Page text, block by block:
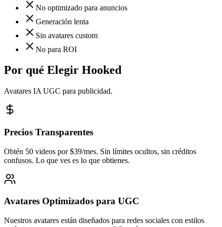
No optimizado para anuncios
Generación lenta
Sin avatares custom
No para ROI
Por qué Elegir Hooked
Avatares IA UGC para publicidad.
Precios Transparentes
Obtén 50 videos por $39/mes. Sin límites ocultos, sin créditos
confusos. Lo que ves es lo que obtienes.
Avatares Optimizados para UGC
Nuestros avatares están diseñados para redes sociales con estilos